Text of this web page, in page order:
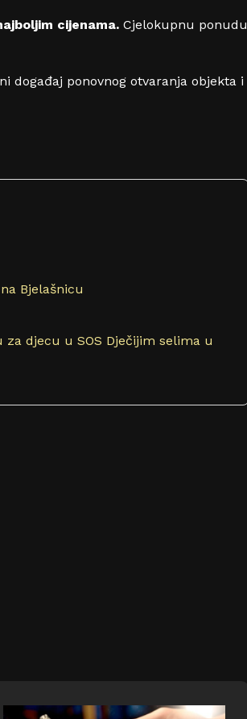
cijenama. Cjelokupnu ponudu
događaj ponovnog otvaranja objekta i
Bjelašnicu
djecu u SOS Dječijim selima u